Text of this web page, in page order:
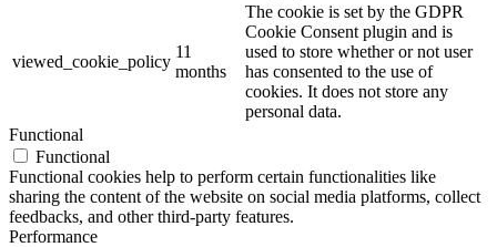
viewed_cookie_policy
11
months
The cookie is set by the GDPR
Cookie Consent plugin and is
used to store whether or not user
has consented to the use of
cookies. It does not store any
personal data.
Functional
Functional
Functional cookies help to perform certain functionalities like
sharing the content of the website on social media platforms, collect
feedbacks, and other third-party features.
Performance